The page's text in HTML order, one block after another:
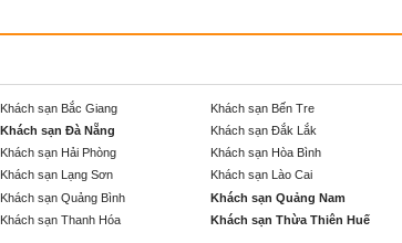
Khách sạn Bắc Giang Khách sạn Bến Tre
Khách sạn Đà Nẵng Khách sạn Đắk Lắk
Khách sạn Hải Phòng Khách sạn Hòa Bình
Khách sạn Lạng Sơn Khách sạn Lào Cai
Khách sạn Quảng Bình Khách sạn Quảng Nam
Khách sạn Thanh Hóa Khách sạn Thừa Thiên Huế